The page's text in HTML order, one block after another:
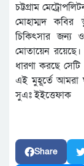
চট্টগ্রাম
মোহাম্মদ কবির
চিকিৎসার জন্য
মোতায়েন
ধারণা করছে
এই মুহূর্তে আমরা
সুএঃ ইইত্তেফাক
Share